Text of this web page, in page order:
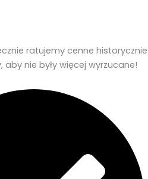
ratujemy cenne historycznie
aby nie były więcej wyrzucane!